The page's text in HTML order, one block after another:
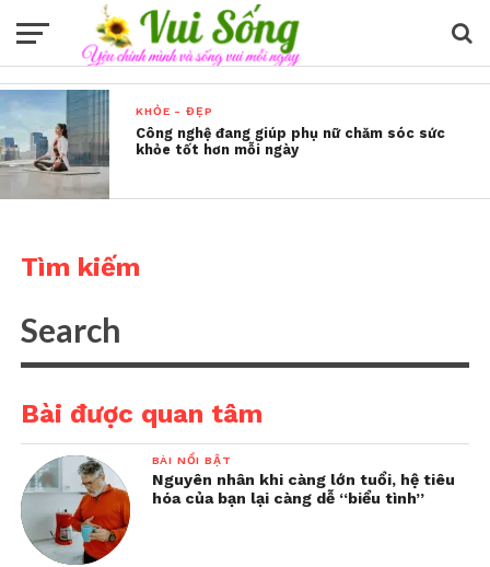
KHỎE - ĐẸP
Công nghệ đang giúp phụ nữ chăm sóc sức
khỏe tốt hơn mỗi ngày
Tìm kiếm
Bài được quan tâm
BÀI NỔI BẬT
Nguyên nhân khi càng lớn tuổi, hệ tiêu
hóa của bạn lại càng dễ “biểu tình”